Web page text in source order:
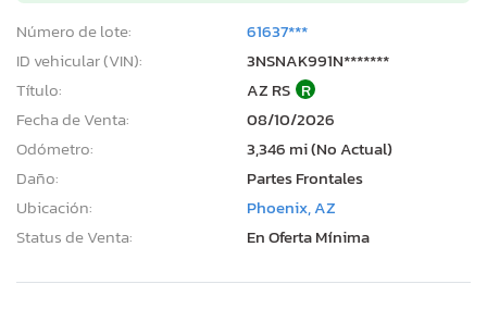
Número de lote:
61637***
ID vehicular (VIN):
3NSNAK991N*******
Título:
AZ RS R
Fecha de Venta:
08/10/2026
Odómetro:
3,346 mi (No Actual)
Daño:
Partes Frontales
Ubicación:
Phoenix, AZ
Status de Venta:
En Oferta Mínima